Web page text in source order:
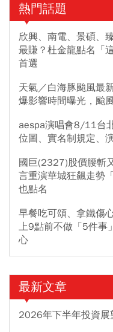
熱門話題
欣興、南電、景碩、
最賺？杜金龍點名「
首選
天氣／白海豚颱風最
爆影響時間曝光，颱
aespa演唱會8/11台
位圖、實名制規定、
國巨(2327)股價腰斬
言重演華城狂飆走勢
也點名
早餐吃可頌、拿鐵傷
上9點前不做「5件事
心
最新文章
2026年下半年投資展